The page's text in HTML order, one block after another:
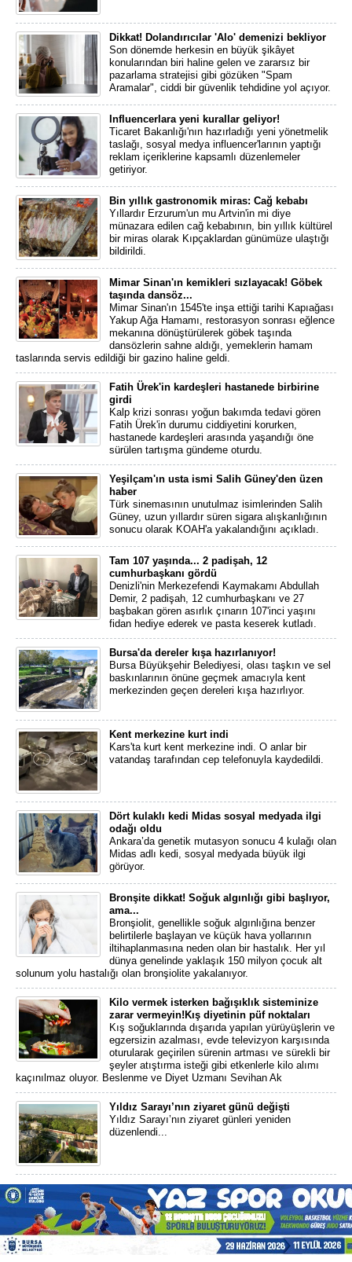
Dikkat! Dolandırıcılar 'Alo' demenizi bekliyor
Son dönemde herkesin en büyük şikâyet
konularından biri haline gelen ve zararsız bir
pazarlama stratejisi gibi gözüken "Spam
Aramalar", ciddi bir güvenlik tehdidine yol açıyor.
Influencerlara yeni kurallar geliyor!
Ticaret Bakanlığı'nın hazırladığı yeni yönetmelik
taslağı, sosyal medya influencer'larının yaptığı
reklam içeriklerine kapsamlı düzenlemeler
getiriyor.
Bin yıllık gastronomik miras: Cağ kebabı
Yıllardır Erzurum'un mu Artvin'in mi diye
münazara edilen cağ kebabının, bin yıllık kültürel
bir miras olarak Kıpçaklardan günümüze ulaştığı
bildirildi.
Mimar Sinan'ın kemikleri sızlayacak! Göbek
taşında dansöz...
Mimar Sinan'ın 1545'te inşa ettiği tarihi Kapıağası
Yakup Ağa Hamamı, restorasyon sonrası eğlence
mekanına dönüştürülerek göbek taşında
dansözlerin sahne aldığı, yemeklerin hamam
taslarında servis edildiği bir gazino haline geldi.
Fatih Ürek'in kardeşleri hastanede birbirine
girdi
Kalp krizi sonrası yoğun bakımda tedavi gören
Fatih Ürek'in durumu ciddiyetini korurken,
hastanede kardeşleri arasında yaşandığı öne
sürülen tartışma gündeme oturdu.
Yeşilçam'ın usta ismi Salih Güney'den üzen
haber
Türk sinemasının unutulmaz isimlerinden Salih
Güney, uzun yıllardır süren sigara alışkanlığının
sonucu olarak KOAH'a yakalandığını açıkladı.
Tam 107 yaşında... 2 padişah, 12
cumhurbaşkanı gördü
Denizli'nin Merkezefendi Kaymakamı Abdullah
Demir, 2 padişah, 12 cumhurbaşkanı ve 27
başbakan gören asırlık çınarın 107'inci yaşını
fidan hediye ederek ve pasta keserek kutladı.
Bursa'da dereler kışa hazırlanıyor!
Bursa Büyükşehir Belediyesi, olası taşkın ve sel
baskınlarının önüne geçmek amacıyla kent
merkezinden geçen dereleri kışa hazırlıyor.
Kent merkezine kurt indi
Kars'ta kurt kent merkezine indi. O anlar bir
vatandaş tarafından cep telefonuyla kaydedildi.
Dört kulaklı kedi Midas sosyal medyada ilgi
odağı oldu
Ankara’da genetik mutasyon sonucu 4 kulağı olan
Midas adlı kedi, sosyal medyada büyük ilgi
görüyor.
Bronşite dikkat! Soğuk algınlığı gibi başlıyor,
ama...
Bronşiolit, genellikle soğuk algınlığına benzer
belirtilerle başlayan ve küçük hava yollarının
iltihaplanmasına neden olan bir hastalık. Her yıl
dünya genelinde yaklaşık 150 milyon çocuk alt
solunum yolu hastalığı olan bronşiolite yakalanıyor.
Kilo vermek isterken bağışıklık sisteminize
zarar vermeyin!Kış diyetinin püf noktaları
Kış soğuklarında dışarıda yapılan yürüyüşlerin ve
egzersizin azalması, evde televizyon karşısında
oturularak geçirilen sürenin artması ve sürekli bir
şeyler atıştırma isteği gibi etkenlerle kilo alımı
kaçınılmaz oluyor. Beslenme ve Diyet Uzmanı Sevihan Ak
Yıldız Sarayı’nın ziyaret günü değişti
Yıldız Sarayı’nın ziyaret günleri yeniden
düzenlendi...